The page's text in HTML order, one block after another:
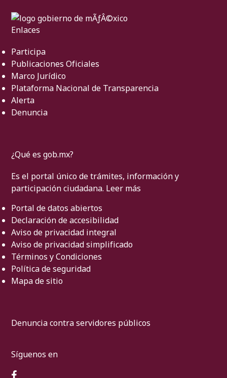
Enlaces
Participa
Publicaciones Oficiales
Marco Jurídico
Plataforma Nacional de Transparencia
Alerta
Denuncia
¿Qué es gob.mx?
Es el portal único de trámites, información y
participación ciudadana. Leer más
Portal de datos abiertos
Declaración de accesibilidad
Aviso de privacidad integral
Aviso de privacidad simplificado
Términos y Condiciones
Política de seguridad
Mapa de sitio
Denuncia contra servidores públicos
Síguenos en